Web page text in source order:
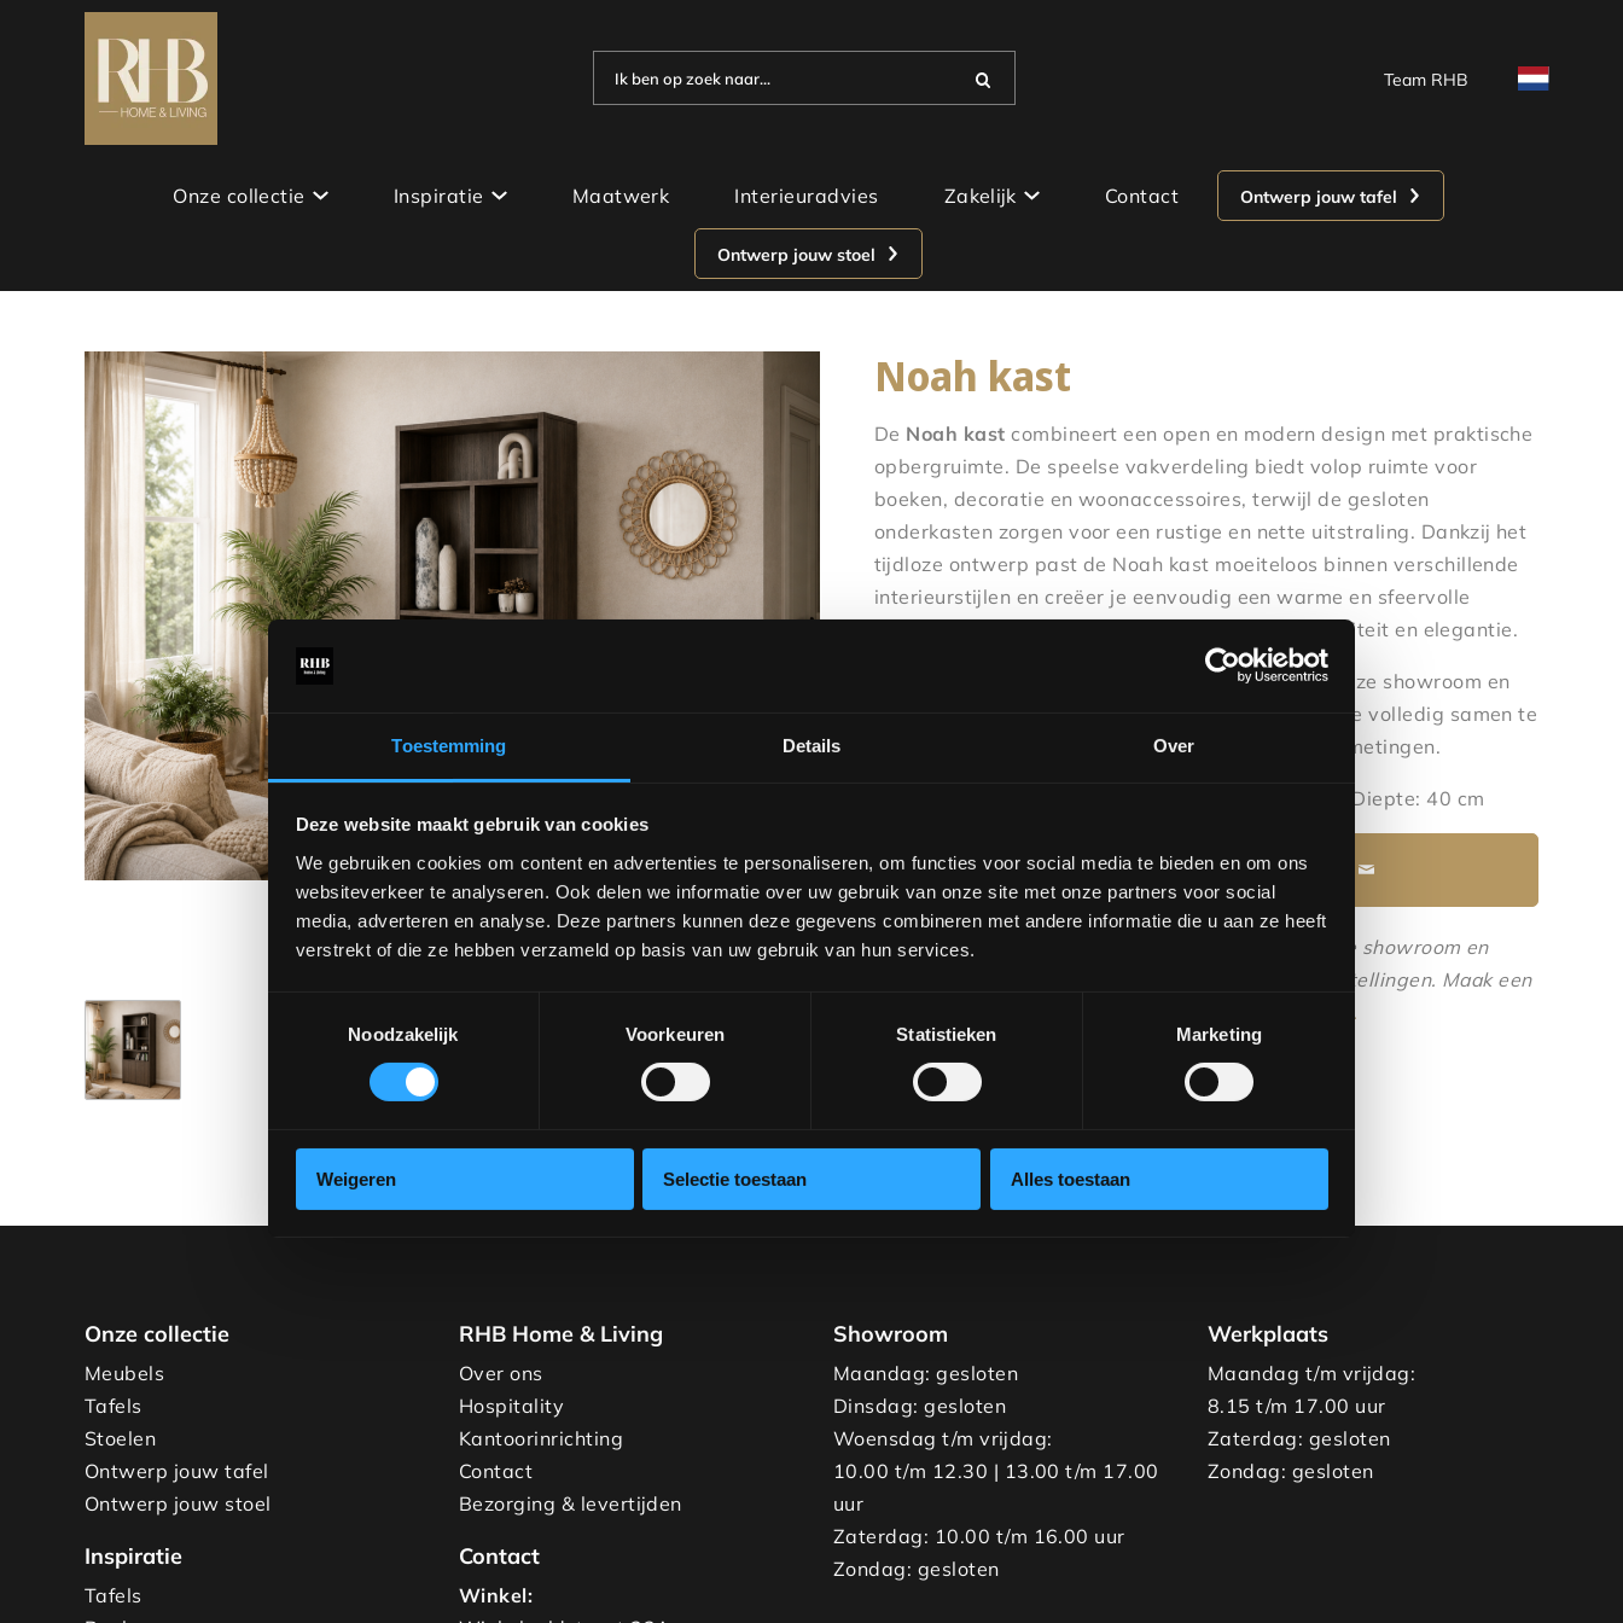
Toestemming Details Over
Deze website maakt gebruik van cookies
We gebruiken cookies om content en advertenties te personaliseren, om functies voor social media te bieden en om ons
websiteverkeer te analyseren. Ook delen we informatie over uw gebruik van onze site met onze partners voor social
media, adverteren en analyse. Deze partners kunnen deze gegevens combineren met andere informatie die u aan ze heeft
verstrekt of die ze hebben verzameld op basis van uw gebruik van hun services.
Noodzakelijk
Voorkeuren Statistieken Marketing
Weigeren Selectie toestaan Alles toestaan
Ik ben op zoek naar... Team RHB
Onze collectie Inspiratie Maatwerk Interieuradvies Zakelijk Contact Ontwerp jouw tafel
Ontwerp jouw stoel
Noah kast
De Noah kast combineert een open en modern design met praktische
opbergruimte. De speelse vakverdeling biedt volop ruimte voor
boeken, decoratie en woonaccessoires, terwijl de gesloten
onderkasten zorgen voor een rustige en nette uitstraling. Dankzij het
tijdloze ontwerp past de Noah kast moeiteloos binnen verschillende
interieurstijlen en creëer je eenvoudig een warme en sfeervolle
leefruimte. Een stijlvolle combinatie van functionaliteit en elegantie.
Benieuwd naar de mogelijkheden? Kom langs in onze showroom en
ontdek de Noah kast. Dankzij het maatwerk is deze volledig samen te
stellen in verschillende kleuren, opstellingen en afmetingen.
Zoals getoond: Hoogte: 210 cm | Breedte: 90 cm | Diepte: 40 cm
Maak een afspraak
Wil je dit product in het echt bekijken? Bezoek onze showroom en
ontdek de verschillende materialen, kleuren en opstellingen. Maak een
.
Onze collectie
Meubels
Tafels
Stoelen
Ontwerp jouw tafel
Ontwerp jouw stoel
Inspiratie
Tafels
RHB Home & Living
Over ons
Hospitality
Kantoorinrichting
Contact
Bezorging & levertijden
Contact
Winkel:
Showroom
Maandag: gesloten
Dinsdag: gesloten
Woensdag t/m vrijdag:
10.00 t/m 12.30 | 13.00 t/m 17.00
uur
Zaterdag: 10.00 t/m 16.00 uur
Zondag: gesloten
Werkplaats
Maandag t/m vrijdag:
8.15 t/m 17.00 uur
Zaterdag: gesloten
Zondag: gesloten